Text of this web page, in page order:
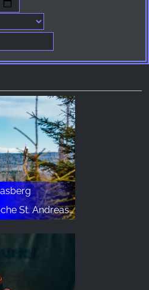
St. Andreasberg
Informationen anonym.
uns zu verstehen, wie
Website nutzen.